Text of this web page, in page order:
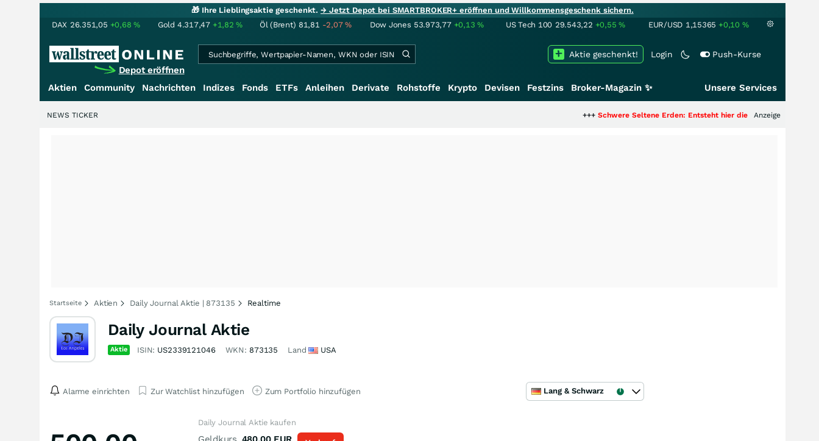
🎁 Ihre Lieblingsaktie geschenkt.→ Jetzt Depot bei SMARTBROKER+ eröffnen und Willkommensgeschenk sichern.
DAX 26.351,05 +0,68% Gold 4.317,47 +1,82% Öl (Brent) 81,81 -2,07% Dow Jones 53.973,77 +0,13% US Tech 100 29.543,22 +0,55% EUR/USD 1,15365 +0,10 %
Depot eröffnen
Login Push-Kurse
Aktie geschenkt!
Aktien Community Nachrichten Indizes Fonds ETFs Anleihen Derivate Rohstoffe Krypto Devisen Festzins Broker-Magazin ✨ Unsere Services
Schwere Seltene Erden: Entsteht hier die nächste Milliardenstory?
Anzeige
NEWS TICKER
Startseite Aktien Daily Journal Aktie | 873135 Realtime
Daily Journal Aktie
Aktie ISIN: US2339121046 WKN: 873135 Land USA
Alarme einrichten Zur Watchlist hinzufügen Zum Portfolio hinzufügen Lang & Schwarz
Daily Journal Aktie kaufen